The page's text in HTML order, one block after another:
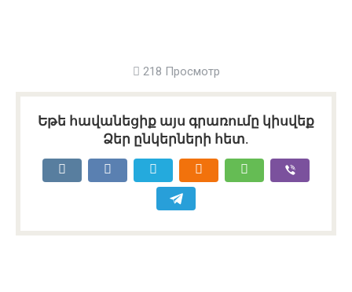
218 Просмотр
Եթե հավանեցիք այս գրառումը կիսվեք
Ձեր ընկերների հետ.